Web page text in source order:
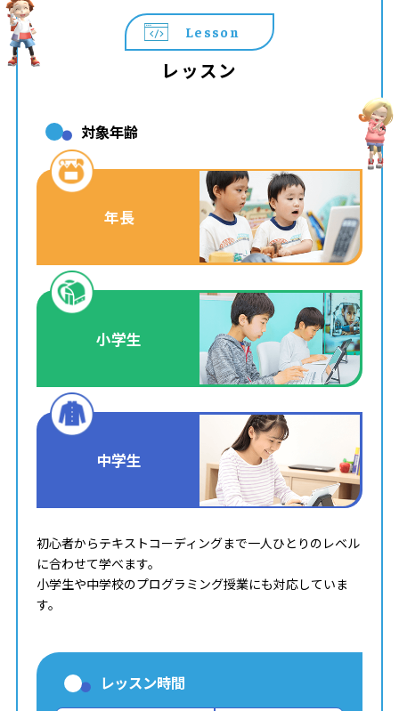
Lesson
レッスン
対象年齢
年長
小学生
中学生
初心者からテキストコーディングまで一人ひとりのレベル
に合わせて学べます。
小学生や中学校のプログラミング授業にも対応していま
す。
レッスン時間